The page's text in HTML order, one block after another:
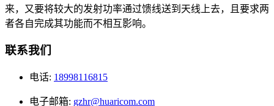
来，又要将较大的发射功率通过馈线送到天线上去，且要求两
者各自完成其功能而不相互影响。
联系我们
电话: 18998116815
电子邮箱: gzhr@huaricom.com